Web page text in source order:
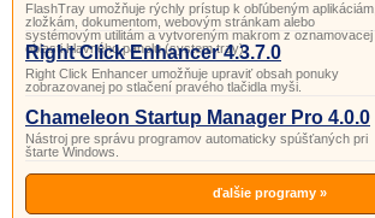
FlashTray umožňuje rýchly prístup k obľúbeným aplikáciám,
zložkám, dokumentom, webovým stránkam alebo
systémovým utilitám a vytvoreným makrom z oznamovacej
oblasti hlavného panelu (system tray).
Right Click Enhancer 4.3.7.0
Right Click Enhancer umožňuje upraviť obsah ponuky
zobrazovanej po stlačení pravého tlačidla myši.
Chameleon Startup Manager Pro 4.0.0
Nástroj pre správu programov automaticky spúšťaných pri
štarte Windows.
ďalšie programy »